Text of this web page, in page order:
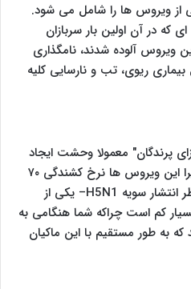
از ویروس ها را شامل می شود.
که در آن اولین بار سربازان
ویروس آلوده شدند، نامگذاری
ریوی، تب و نارسایی کلیه
پرندگان" معمولا وحشت ایجاد
می کند که طبیعی است زیرا این ویروس ها نرخ کشندگی ۷۰
انتشار سویه H5N1– یکی از
کم است چراکه شما هنگامی به
به طور مستقیم با این ماکیان